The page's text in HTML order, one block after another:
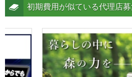
初期費用が似ている代理店